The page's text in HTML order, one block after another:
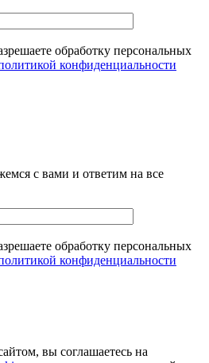
обработку персональных
конфиденциальности
с вами и ответим на все
обработку персональных
конфиденциальности
вы соглашаетесь на